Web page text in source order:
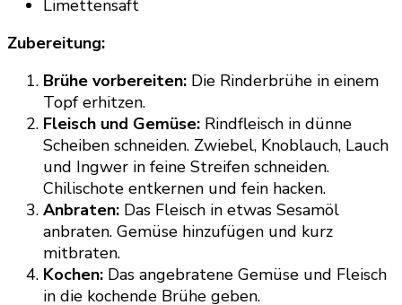
Limettensaft
Zubereitung:
Brühe vorbereiten: Die Rinderbrühe in einem
Topf erhitzen.
Fleisch und Gemüse: Rindfleisch in dünne
Scheiben schneiden. Zwiebel, Knoblauch, Lauch
und Ingwer in feine Streifen schneiden.
Chilischote entkernen und fein hacken.
Anbraten: Das Fleisch in etwas Sesamöl
anbraten. Gemüse hinzufügen und kurz
mitbraten.
Kochen: Das angebratene Gemüse und Fleisch
in die kochende Brühe geben.